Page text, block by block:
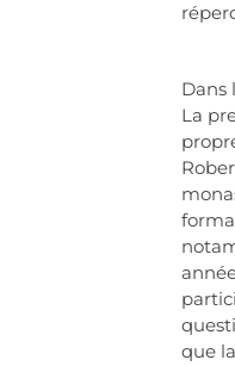
Dans
La
que